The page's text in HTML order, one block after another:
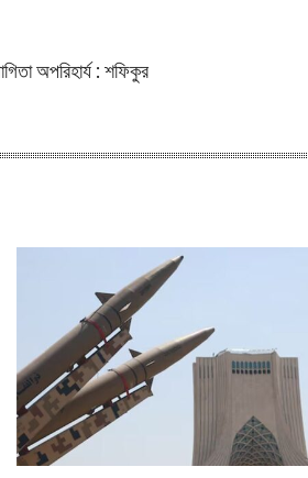
অপরিহার্য : শফিকুর